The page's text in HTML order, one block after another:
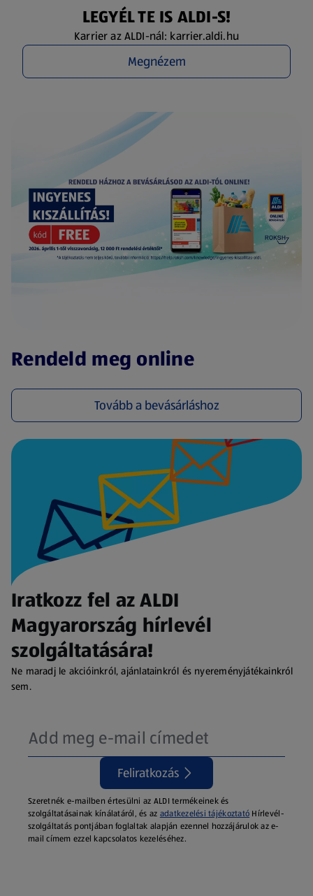
LEGYÉL TE IS ALDI-S!
Karrier az ALDI-nál: karrier.aldi.hu
Megnézem
Rendeld meg online
Tovább a bevásárláshoz
(új oldalon nyílik meg)
Iratkozz fel az ALDI
Magyarország hírlevél
szolgáltatására!
Ne maradj le akcióinkról, ajánlatainkról és nyereményjátékainkról
sem.
Feliratkozás
Szeretnék e-mailben értesülni az ALDI termékeinek és
szolgáltatásainak kínálatáról, és az adatkezelési tájékoztató Hírlevél-
szolgáltatás pontjában foglaltak alapján ezennel hozzájárulok az e-
mail címem ezzel kapcsolatos kezeléséhez.